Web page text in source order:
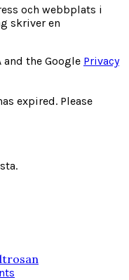
och webbplats i
skriver en
and the Google Privacy
expired. Please